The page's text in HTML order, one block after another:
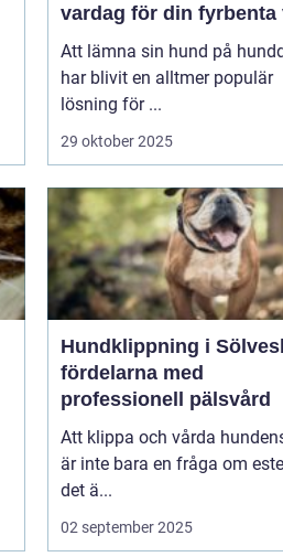
vardag för din fyrbenta
Att lämna sin hund på
har blivit en alltmer populär
lösning för ...
29 oktober 2025
Hundklippning i
fördelarna med
professionell pälsvård
Att klippa och vårda
är inte bara en fråga om
det ä...
02 september 2025